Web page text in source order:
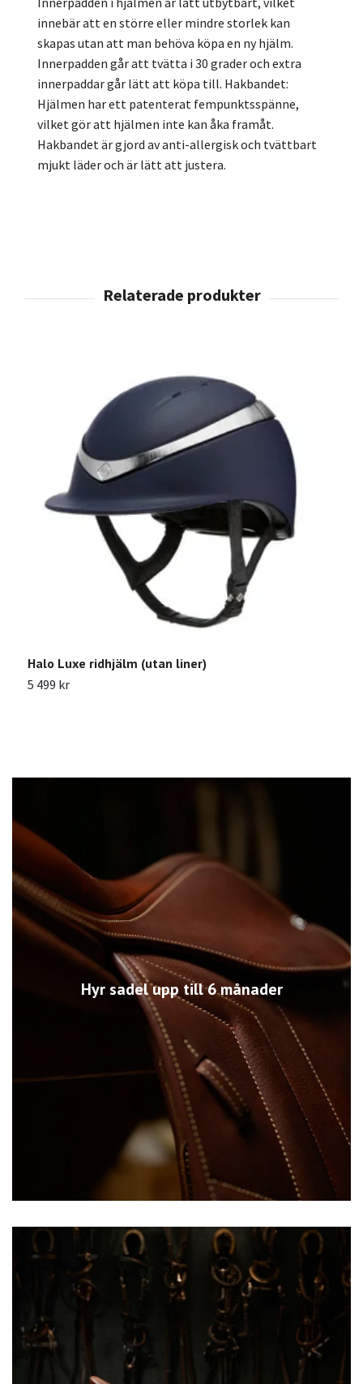
Hyr sadel upp till 6 månader
innebär att en större eller mindre storlek kan
skapas utan att man behöva köpa en ny hjälm.
Innerpadden går att tvätta i 30 grader och extra
innerpaddar går lätt att köpa till. Hakbandet:
Hjälmen har ett patenterat fempunktsspänne,
vilket gör att hjälmen inte kan åka framåt.
Hakbandet är gjord av anti-allergisk och tvättbart
mjukt läder och är lätt att justera.
Halo Luxe ridhjälm (utan liner)
5 499 kr